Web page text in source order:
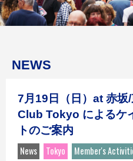
NEWS
7月19日（日）at 赤
Club Tokyo によるケ
トのご案内
News
Tokyo Member's